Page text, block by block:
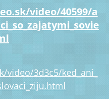
video/40599/a
3d3c5/ked_ani_